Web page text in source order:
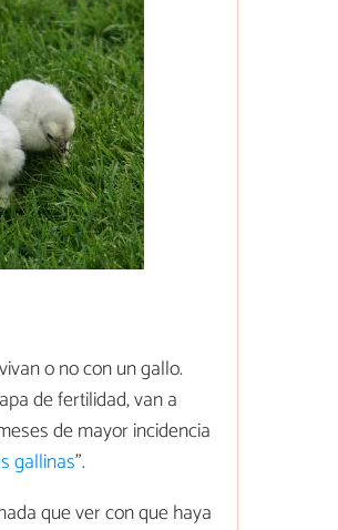
o no con un gallo.
de fertilidad, van a
de mayor incidencia
gallinas".
que ver con que haya